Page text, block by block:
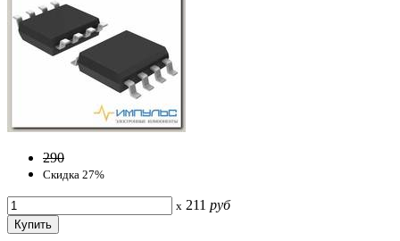
290
Скидка 27%
x 211 руб